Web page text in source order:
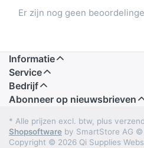
Er zijn nog geen
Informatie
Service
Bedrijf
Abonneer op nieuwsbrieven
* Alle prijzen excl. btw, plus
Shopsoftware by SmartStore AG
Copyright © 2026 Qi Supplies